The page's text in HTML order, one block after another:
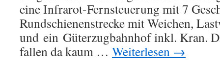
eine Infrarot-Fernsteuerung mit 7
Rundschienenstrecke mit Weichen,
und ein Güterzugbahnhof inkl. Kran.
fallen da kaum … Weiterlesen →